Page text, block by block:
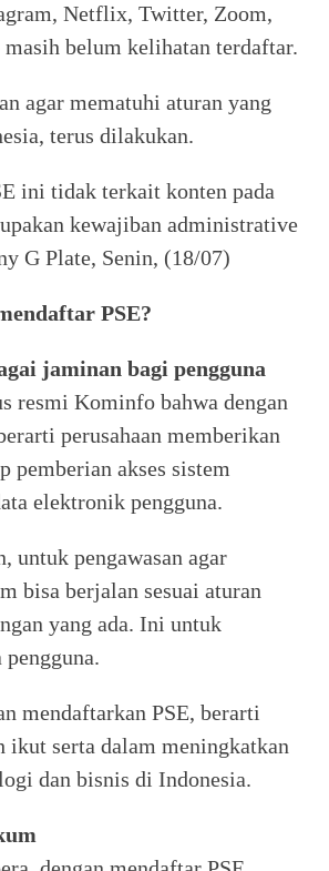
Netflix, Twitter, Zoom,
masih belum kelihatan terdaftar.
agar mematuhi aturan yang
terus dilakukan.
ini tidak terkait konten pada
kewajiban administrative
G Plate, Senin, (18/07)
PSE?
jaminan bagi pengguna
resmi Kominfo bahwa dengan
perusahaan memberikan
pemberian akses sistem
elektronik pengguna.
untuk pengawasan agar
bisa berjalan sesuai aturan
yang ada. Ini untuk
mendaftarkan PSE, berarti
ikut serta dalam meningkatkan
dan bisnis di Indonesia.